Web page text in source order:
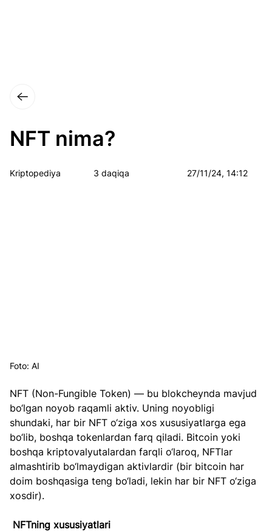
NFT nima?
Kriptopediya 3 daqiqa 27/11/24, 14:12
Foto: AI
NFT (Non-Fungible Token) — bu blokcheynda mavjud
bo‘lgan noyob raqamli aktiv. Uning noyobligi
shundaki, har bir NFT o‘ziga xos xususiyatlarga ega
bo‘lib, boshqa tokenlardan farq qiladi. Bitcoin yoki
boshqa kriptovalyutalardan farqli o‘laroq, NFTlar
almashtirib bo‘lmaydigan aktivlardir (bir bitcoin har
doim boshqasiga teng bo‘ladi, lekin har bir NFT o‘ziga
xosdir).
NFTning xususiyatlari